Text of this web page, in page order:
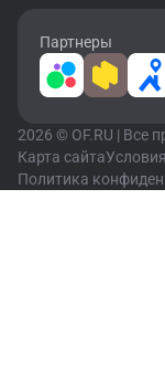
Партнеры
2026 © OF.RU | Все
Карта сайта
Политика